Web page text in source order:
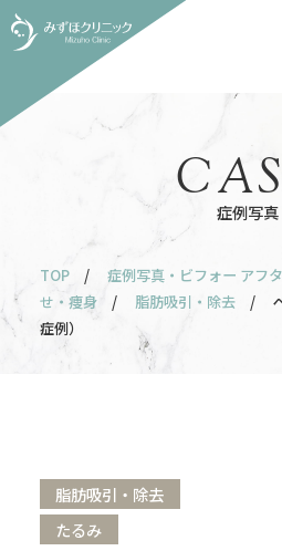
症例写真
TOP / 症例写真・ビフォー アフ
せ・痩身
/ 脂肪吸引・除去
/ ペ
症例）
脂肪吸引・除去
たるみ